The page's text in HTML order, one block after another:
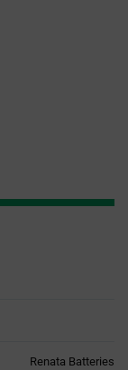
Renata Batteries